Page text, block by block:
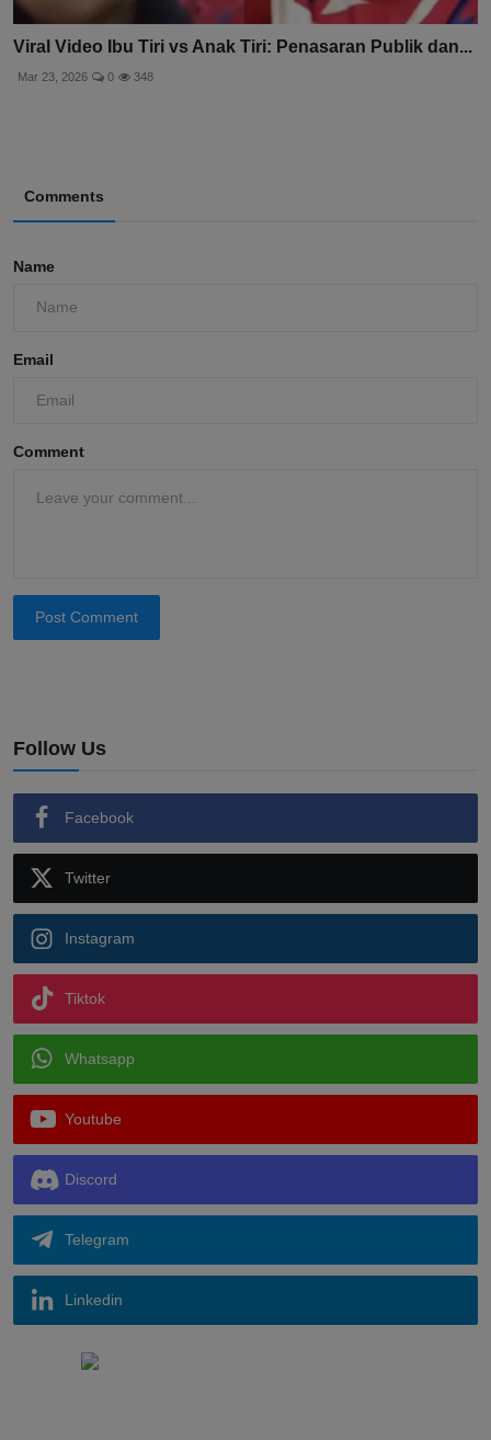
Viral Video Ibu Tiri vs Anak Tiri: Penasaran Publik dan...
Mar 23, 2026 0 348
Comments
Name
Email
Comment
Post Comment
Follow Us
Facebook
Twitter
Instagram
Tiktok
Whatsapp
Youtube
Discord
Telegram
Linkedin